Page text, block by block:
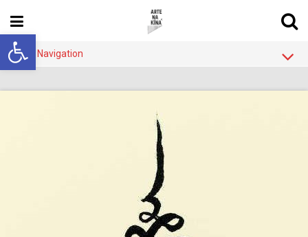
Abrir a barra de ferramentas
Main Navigation